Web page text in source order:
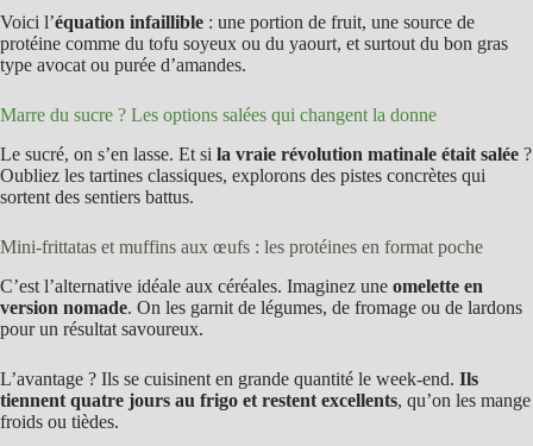
Voici l’équation infaillible : une portion de fruit, une source de
protéine comme du tofu soyeux ou du yaourt, et surtout du bon gras
type avocat ou purée d’amandes.
Marre du sucre ? Les options salées qui changent la donne
Le sucré, on s’en lasse. Et si la vraie révolution matinale était salée ?
Oubliez les tartines classiques, explorons des pistes concrètes qui
sortent des sentiers battus.
Mini-frittatas et muffins aux œufs : les protéines en format poche
C’est l’alternative idéale aux céréales. Imaginez une omelette en
version nomade. On les garnit de légumes, de fromage ou de lardons
pour un résultat savoureux.
L’avantage ? Ils se cuisinent en grande quantité le week-end. Ils
tiennent quatre jours au frigo et restent excellents, qu’on les mange
froids ou tièdes.